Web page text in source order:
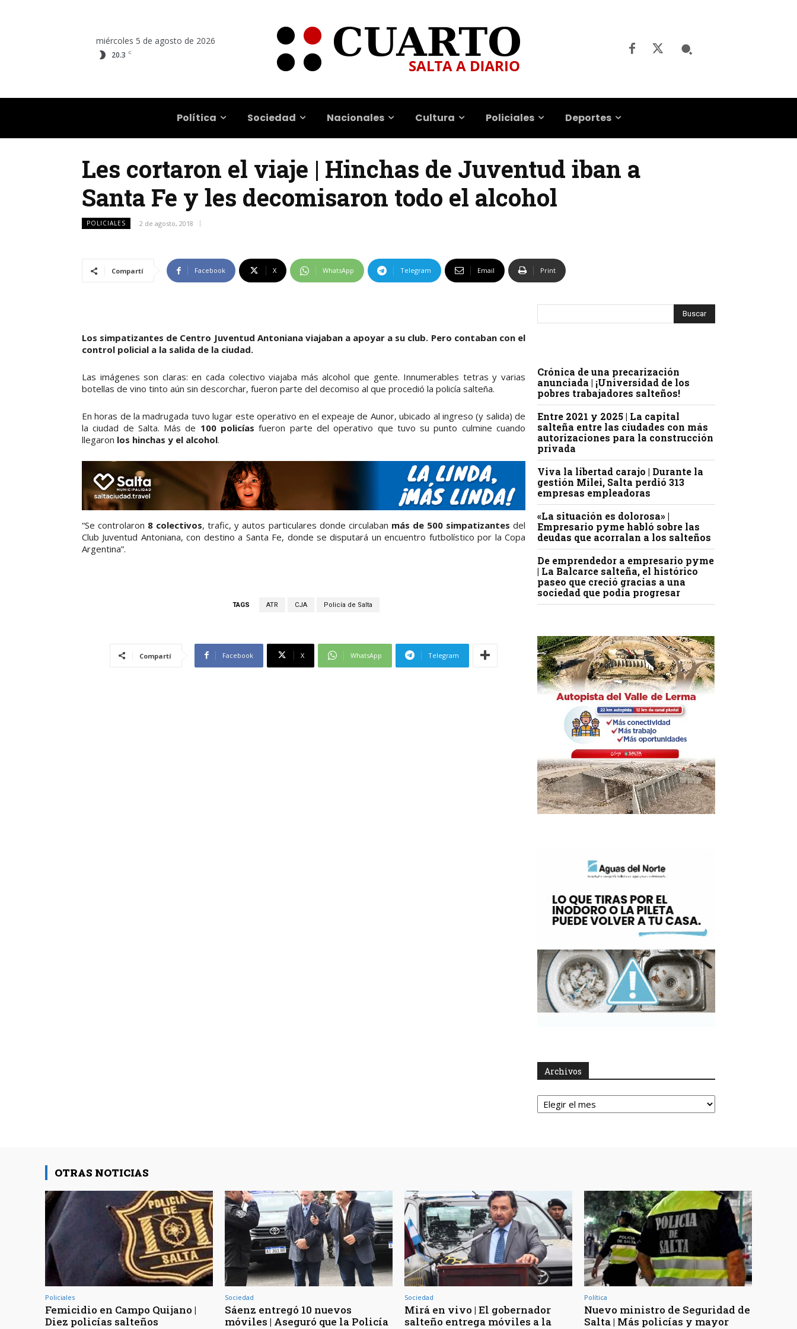
miércoles 5 de agosto de 2026
20.3 C
Política Sociedad Nacionales Cultura Policiales Deportes
Les cortaron el viaje | Hinchas de Juventud iban a
Santa Fe y les decomisaron todo el alcohol
POLICIALES 2 de agosto, 2018
Compartí Facebook X WhatsApp Telegram Email Print
Los simpatizantes de Centro Juventud Antoniana viajaban a apoyar a su club. Pero contaban con el
control policial a la salida de la ciudad.
Las imágenes son claras: en cada colectivo viajaba más alcohol que gente. Innumerables tetras y varias
botellas de vino tinto aún sin descorchar, fueron parte del decomiso al que procedió la policía salteña.
En horas de la madrugada tuvo lugar este operativo en el expeaje de Aunor, ubicado al ingreso (y salida) de
la ciudad de Salta. Más de 100 policías fueron parte del operativo que tuvo su punto culmine cuando
llegaron los hinchas y el alcohol.
“Se controlaron 8 colectivos, trafic, y autos particulares donde circulaban más de 500 simpatizantes del
Club Juventud Antoniana, con destino a Santa Fe, donde se disputará un encuentro futbolístico por la Copa
Argentina”.
TAGS ATR CJA Policía de Salta
Compartí Facebook X WhatsApp Telegram
Crónica de una precarización
anunciada | ¡Universidad de los
pobres trabajadores salteños!
Entre 2021 y 2025 | La capital
salteña entre las ciudades con más
autorizaciones para la construcción
privada
Viva la libertad carajo | Durante la
gestión Milei, Salta perdió 313
empresas empleadoras
«La situación es dolorosa» |
Empresario pyme habló sobre las
deudas que acorralan a los salteños
De emprendedor a empresario pyme
| La Balcarce salteña, el histórico
paseo que creció gracias a una
sociedad que podía progresar
Archivos
Archivos
OTRAS NOTICIAS
Policiales
Femicidio en Campo Quijano |
Diez policías salteños
Sociedad
Sáenz entregó 10 nuevos
móviles | Aseguró que la Policía
Sociedad
Mirá en vivo | El gobernador
salteño entrega móviles a la
Política
Nuevo ministro de Seguridad de
Salta | Más policías y mayor